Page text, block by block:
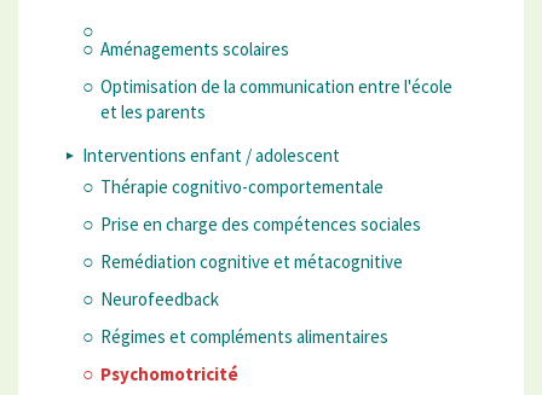
Aménagements scolaires
Optimisation de la communication entre l'école
et les parents
Interventions enfant / adolescent
Thérapie cognitivo-comportementale
Prise en charge des compétences sociales
Remédiation cognitive et métacognitive
Neurofeedback
Régimes et compléments alimentaires
Psychomotricité